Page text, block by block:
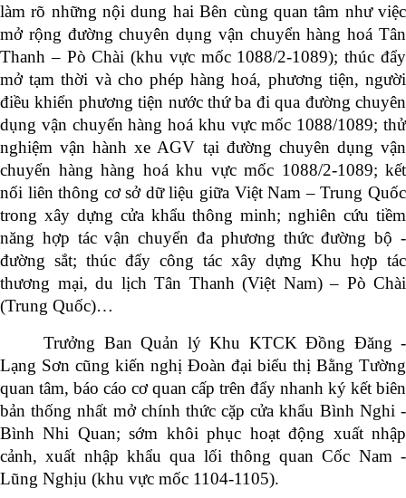
làm rõ những nội dung hai Bên cùng quan tâm như việc
mở rộng đường chuyên dụng vận chuyển hàng hoá Tân
Thanh – Pò Chài (khu vực mốc 1088/2-1089);thúc đẩy
mở tạm thời và cho phép hàng hoá, phương tiện, người
điều khiển phương tiện nước thứ ba đi qua đường chuyên
dụng vận chuyển hàng hoá khu vực mốc 1088/1089; thử
nghiệm vận hành xe AGV tại đường chuyên dụng vận
chuyển hàng hàng hoá khu vực mốc 1088/2-1089; kết
nối liên thông cơ sở dữ liệu giữa Việt Nam – Trung Quốc
trong xây dựng cửa khẩu thông minh; nghiên cứu tiềm
năng hợp tác vận chuyển đa phương thức đường bộ -
đường sắt; thúc đẩy công tác xây dựng Khu hợp tác
thương mại, du lịch Tân Thanh (Việt Nam) – Pò Chài
(Trung Quốc)…
Trưởng Ban Quản lý Khu KTCK Đồng Đăng -
Lạng Sơn cũng kiến nghị Đoàn đại biểu thị Bằng Tường
quan tâm, báo cáo cơ quan cấp trên đẩy nhanh ký kết biên
bản thống nhất mở chính thức cặp cửa khẩu Bình Nghi -
Bình Nhi Quan; sớm khôi phục hoạt động xuất nhập
cảnh, xuất nhập khẩu qua lối thông quan Cốc Nam -
Lũng Nghịu (khu vực mốc 1104-1105).